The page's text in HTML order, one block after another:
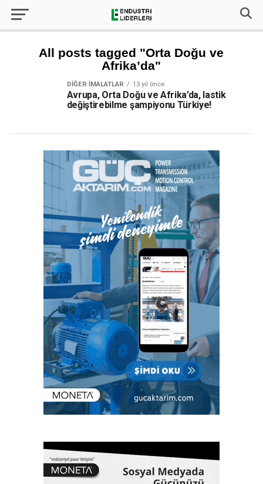
All posts tagged "Orta Doğu ve
Afrika’da"
DIĞER İMALATLAR 13 yıl önce
Avrupa, Orta Doğu ve Afrika’da, lastik
değiştirebilme şampiyonu Türkiye!